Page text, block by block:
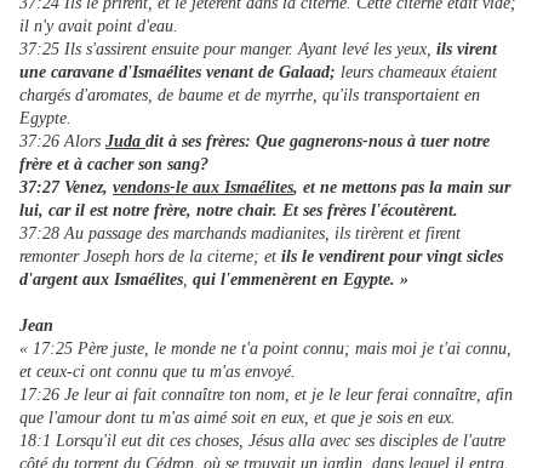
il n'y avait point d'eau.
37:25 Ils s'assirent ensuite pour manger. Ayant levé les yeux, ils virent
une caravane d'Ismaélites venant de Galaad; leurs chameaux étaient
chargés d'aromates, de baume et de myrrhe, qu'ils transportaient en
Egypte.
37:26 Alors Juda dit à ses frères: Que gagnerons-nous à tuer notre
frère et à cacher son sang?
37:27 Venez, vendons-le aux Ismaélites, et ne mettons pas la main sur
lui, car il est notre frère, notre chair. Et ses frères l'écoutèrent.
37:28 Au passage des marchands madianites, ils tirèrent et firent
remonter Joseph hors de la citerne; et ils le vendirent pour vingt sicles
d'argent aux Ismaélites, qui l'emmenèrent en Egypte. »
Jean
« 17:25 Père juste, le monde ne t'a point connu; mais moi je t'ai connu,
et ceux-ci ont connu que tu m'as envoyé.
17:26 Je leur ai fait connaître ton nom, et je le leur ferai connaître, afin
que l'amour dont tu m'as aimé soit en eux, et que je sois en eux.
18:1 Lorsqu'il eut dit ces choses, Jésus alla avec ses disciples de l'autre
côté du torrent du Cédron, où se trouvait un jardin, dans lequel il entra,